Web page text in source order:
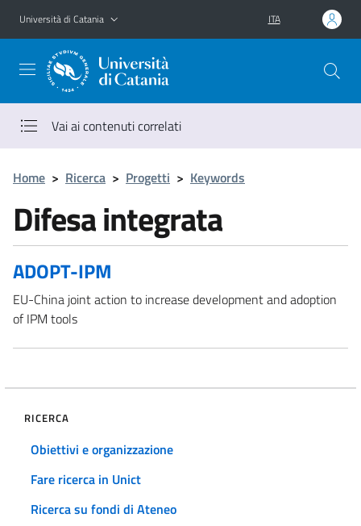
Vai al contenuto principale
Vai al menu di navigazione
Università di Catania ITA
Vai ai contenuti correlati
Home > Ricerca > Progetti > Keywords
Difesa integrata
ADOPT-IPM
EU-China joint action to increase development and adoption
of IPM tools
RICERCA
Obiettivi e organizzazione
Fare ricerca in Unict
Ricerca su fondi di Ateneo